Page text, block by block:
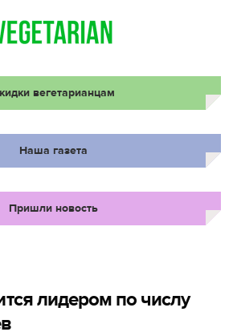
вегетарианцам
Наша газета
Пришли новость
лидером по числу